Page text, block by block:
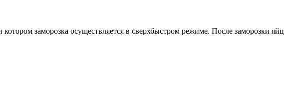
заморозка осуществляется в сверхбыстром режиме. После заморозки яйц